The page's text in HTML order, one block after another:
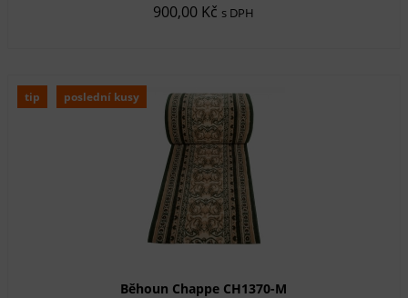
900,00 Kč s DPH
tip poslední kusy
Běhoun Chappe CH1370-M